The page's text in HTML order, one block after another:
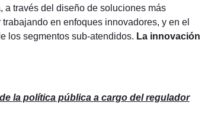
a través del diseño de soluciones más
en enfoques innovadores, y en el
los segmentos sub-atendidos. La innovación
la política pública a cargo del regulador